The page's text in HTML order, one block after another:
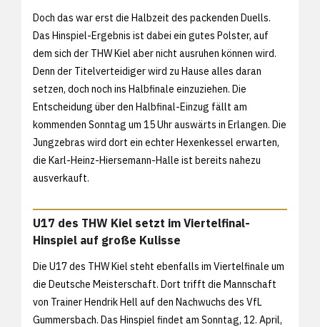
Doch das war erst die Halbzeit des packenden Duells.
Das Hinspiel-Ergebnis ist dabei ein gutes Polster, auf
dem sich der THW Kiel aber nicht ausruhen können wird.
Denn der Titelverteidiger wird zu Hause alles daran
setzen, doch noch ins Halbfinale einzuziehen. Die
Entscheidung über den Halbfinal-Einzug fällt am
kommenden Sonntag um 15 Uhr auswärts in Erlangen. Die
Jungzebras wird dort ein echter Hexenkessel erwarten,
die Karl-Heinz-Hiersemann-Halle ist bereits nahezu
ausverkauft.
U17 des THW Kiel setzt im Viertelfinal-
Hinspiel auf große Kulisse
Die U17 des THW Kiel steht ebenfalls im Viertelfinale um
die Deutsche Meisterschaft. Dort trifft die Mannschaft
von Trainer Hendrik Hell auf den Nachwuchs des VfL
Gummersbach. Das Hinspiel findet am Sonntag, 12. April,